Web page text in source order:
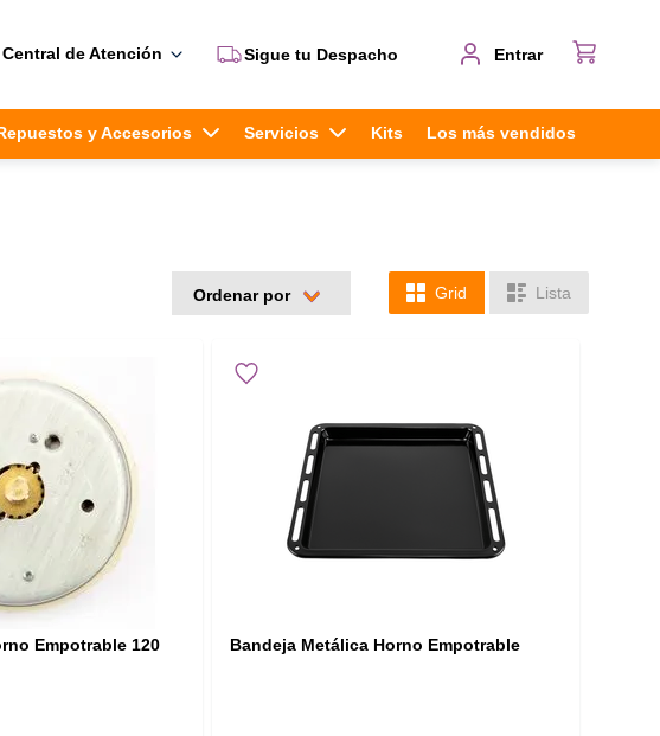
Central de Atención Sigue tu Despacho Entrar
y Accesorios Servicios Kits Los más vendidos
Grid Lista
Empotrable 120
Bandeja Metálica Horno Empotrable